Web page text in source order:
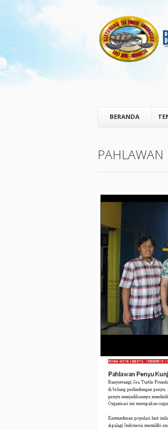
BERANDA
PAHLAWAN